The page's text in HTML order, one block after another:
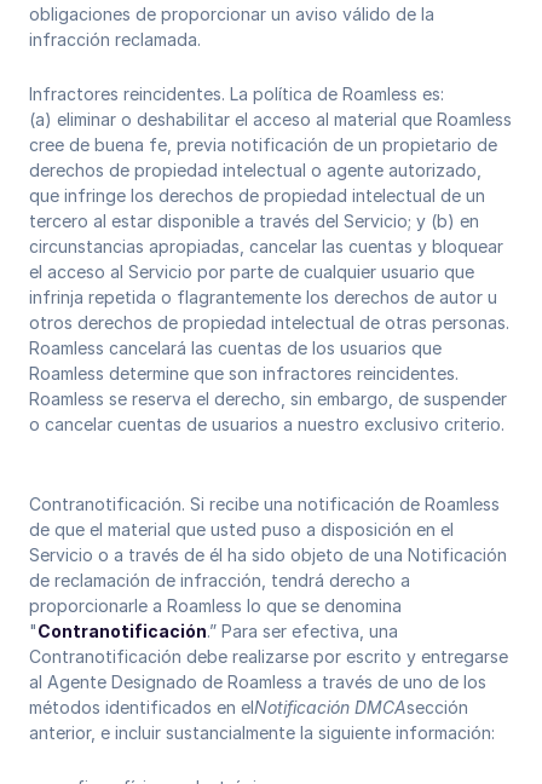
obligaciones de proporcionar un aviso válido de la
infracción reclamada.
Infractores reincidentes. La política de Roamless es:
(a) eliminar o deshabilitar el acceso al material que Roamless
cree de buena fe, previa notificación de un propietario de
derechos de propiedad intelectual o agente autorizado,
que infringe los derechos de propiedad intelectual de un
tercero al estar disponible a través del Servicio; y (b) en
circunstancias apropiadas, cancelar las cuentas y bloquear
el acceso al Servicio por parte de cualquier usuario que
infrinja repetida o flagrantemente los derechos de autor u
otros derechos de propiedad intelectual de otras personas.
Roamless cancelará las cuentas de los usuarios que
Roamless determine que son infractores reincidentes.
Roamless se reserva el derecho, sin embargo, de suspender
o cancelar cuentas de usuarios a nuestro exclusivo criterio.
Contranotificación. Si recibe una notificación de Roamless
de que el material que usted puso a disposición en el
Servicio o a través de él ha sido objeto de una Notificación
de reclamación de infracción, tendrá derecho a
proporcionarle a Roamless lo que se denomina
"Contranotificación.” Para ser efectiva, una
Contranotificación debe realizarse por escrito y entregarse
al Agente Designado de Roamless a través de uno de los
métodos identificados en elNotificación DMCAsección
anterior, e incluir sustancialmente la siguiente información: